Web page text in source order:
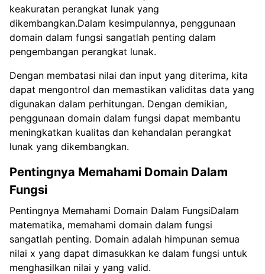
keakuratan perangkat lunak yang
dikembangkan.Dalam kesimpulannya, penggunaan
domain dalam fungsi sangatlah penting dalam
pengembangan perangkat lunak.
Dengan membatasi nilai dan input yang diterima, kita
dapat mengontrol dan memastikan validitas data yang
digunakan dalam perhitungan. Dengan demikian,
penggunaan domain dalam fungsi dapat membantu
meningkatkan kualitas dan kehandalan perangkat
lunak yang dikembangkan.
Pentingnya Memahami Domain Dalam
Fungsi
Pentingnya Memahami Domain Dalam FungsiDalam
matematika, memahami domain dalam fungsi
sangatlah penting. Domain adalah himpunan semua
nilai x yang dapat dimasukkan ke dalam fungsi untuk
menghasilkan nilai y yang valid.